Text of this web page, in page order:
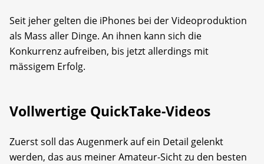
Seit jeher gelten die iPhones bei der Videoproduktion
als Mass aller Dinge. An ihnen kann sich die
Konkurrenz aufreiben, bis jetzt allerdings mit
mässigem Erfolg.
Vollwertige QuickTake-Videos
Zuerst soll das Augenmerk auf ein Detail gelenkt
werden, das aus meiner Amateur-Sicht zu den besten